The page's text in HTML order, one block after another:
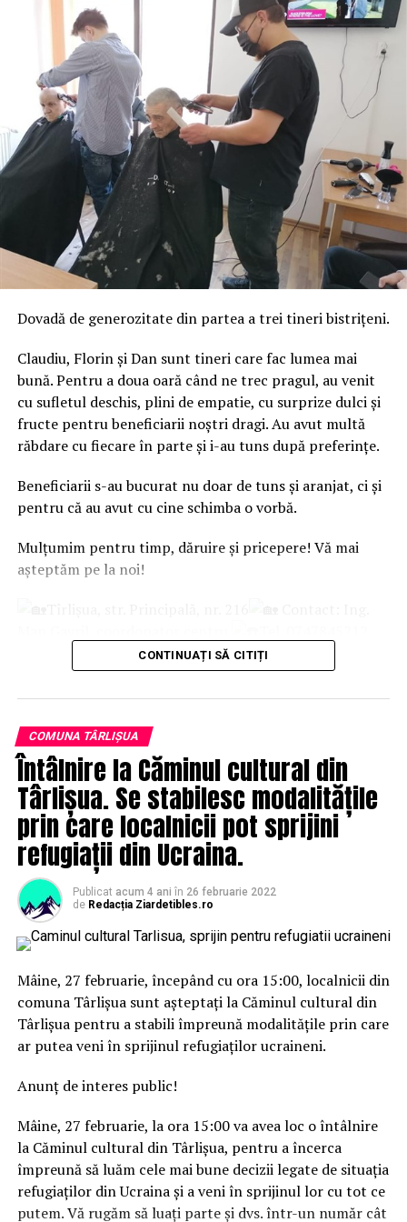
și prof. Forai Gabriela.
Activități desfășurate de elevi în
cadrul ABIS- Against Bullying For a
Better Inclusion in Schools?
crearea de scenarii anti-bullying de tipul: ”be
assertive, not agressive”, ”foster empathy”,”anti-
bullying scenarios”;
vizite culturale în Cefalu, oraș din regiunea Sicilia;
vizite în orașul Palermo;
crearea de ateliere : ”anti-bullying puppet show”,
La finalul șederii elevilor „Scolii Profesionale din
Târlișua” în regiunea Sicilia din Italia, fiecare dintre ei au
primit feedback din partea reprezentanților proiectului
și diplome de participare.
Mesaj din partea echipei
participării elevilor la astfel de
elevilor români cu alți elevi străini:
„Felicitări, elevi minunați! Recomandarea noastră este să
participați la cât mai multe proiecte Erasmus. E șansa
voastră să cunoașteți oameni faini, să vă faceți prietenii
pe viață; pe lângă toate activitățile interesante la care
puteți participa”, transmit cadrele didactice.
Dovadă de generozitate din partea a trei tineri bistrițeni.
Claudiu, Florin și Dan sunt tineri care fac lumea mai
bună. Pentru a doua oară când ne trec pragul, au venit
cu sufletul deschis, plini de empatie, cu surprize dulci și
fructe pentru beneficiarii noștri dragi. Au avut multă
răbdare cu fiecare în parte și i-au tuns după preferințe.
Beneficiarii s-au bucurat nu doar de tuns și aranjat, ci şi
pentru că au avut cu cine schimba o vorbă.
Mulțumim pentru timp, dăruire și pricepere! Vă mai
așteptăm pe la noi!
Centrul Rezidențial Sf. Filaret cel Milostiv
CONTINUAȚI SĂ CITIȚI
COMUNA TÂRLIȘUA
Întâlnire la Căminul cultural din
Târlișua. Se stabilesc modalitățile
prin care localnicii pot sprijini
refugiații din Ucraina.
Publicat acum 4 ani în 26 februarie 2022
de Redacția Ziardetibles.ro
Mâine, 27 februarie, începând cu ora 15:00, localnicii din
comuna Târlișua sunt așteptați la Căminul cultural din
Târlișua pentru a stabili împreună modalitățile prin care
ar putea veni în sprijinul refugiaților ucraineni.
Anunț de interes public!
Mâine, 27 februarie, la ora 15:00 va avea loc o întâlnire
la Căminul cultural din Târlișua, pentru a încerca
împreună să luăm cele mai bune decizii legate de situația
refugiaților din Ucraina și a veni în sprijinul lor cu tot ce
putem. Vă rugăm să luați parte și dvs. într-un număr cât